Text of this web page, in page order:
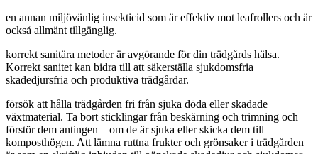
en annan miljövänlig insekticid som är effektiv mot leafrollers och är
också allmänt tillgänglig.
korrekt sanitära metoder är avgörande för din trädgårds hälsa.
Korrekt sanitet kan bidra till att säkerställa sjukdomsfria
skadedjursfria och produktiva trädgårdar.
försök att hålla trädgården fri från sjuka döda eller skadade
växtmaterial. Ta bort sticklingar från beskärning och trimning och
förstör dem antingen – om de är sjuka eller skicka dem till
komposthögen. Att lämna ruttna frukter och grönsaker i trädgården